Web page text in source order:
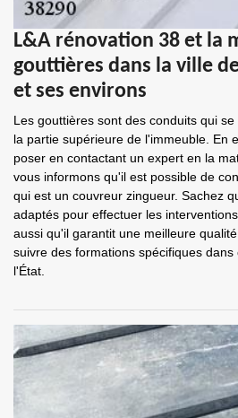
L&A rénovation 38 et la
gouttières dans la ville
et ses environs
Les gouttières sont des conduits qui
la partie supérieure de l'immeuble. En
poser en contactant un expert en la
vous informons qu'il est possible de
qui est un couvreur zingueur. Sachez
adaptés pour effectuer les
aussi qu'il garantit une meilleure
suivre des formations spécifiques
l'État.